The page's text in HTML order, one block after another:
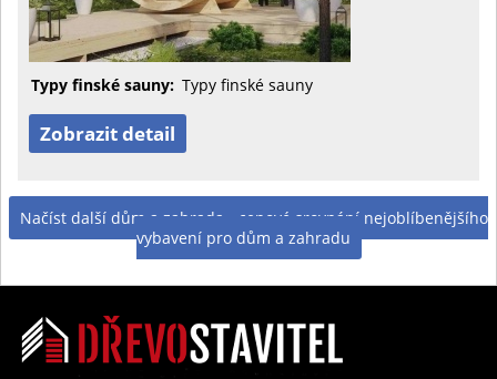
Typy finské sauny: Typy finské sauny
Zobrazit detail
Načíst další dům a zahrada - cenové srovnání nejoblíbenějšího
vybavení pro dům a zahradu